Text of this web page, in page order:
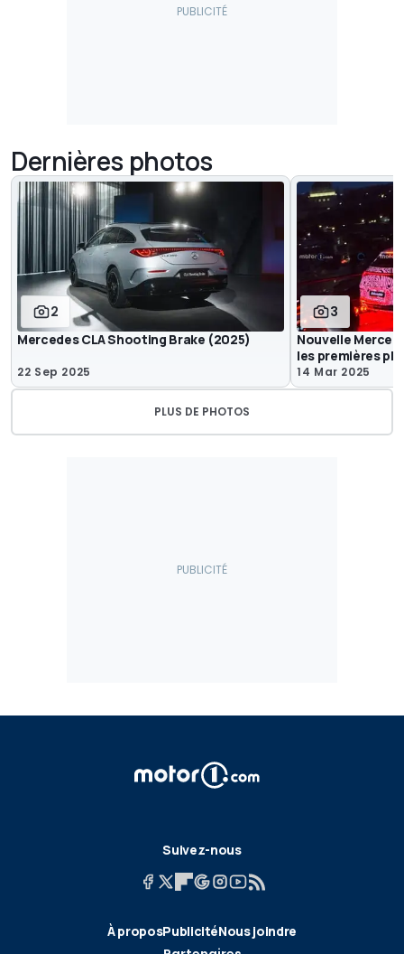
Dernières photos
2
Mercedes CLA Shooting Brake (2025)
22 Sep 2025
3
Nouvelle
les premières
14 Mar 2025
PLUS DE PHOTOS
Suivez-nous
À proposPublicitéNous joindre